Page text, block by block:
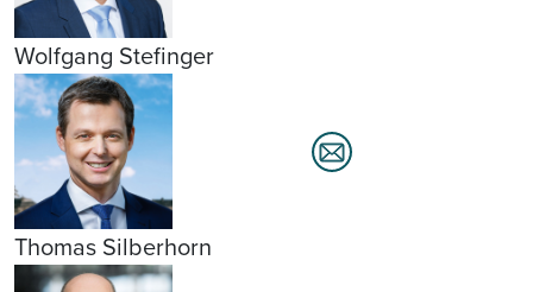
Wolfgang Stefinger
Thomas Silberhorn